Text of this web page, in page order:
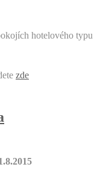
hotelového typu
zde